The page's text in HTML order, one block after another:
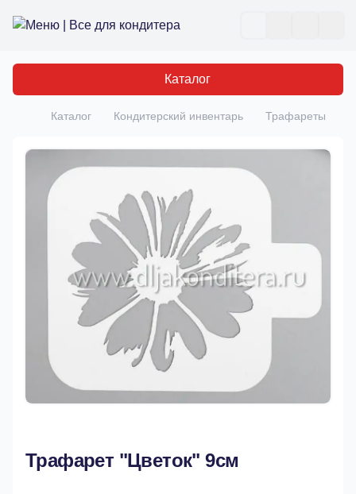
Все для кондитера
Каталог
Главная
Каталог Кондитерский инвентарь Трафареты
Трафарет "Цветок" 9см